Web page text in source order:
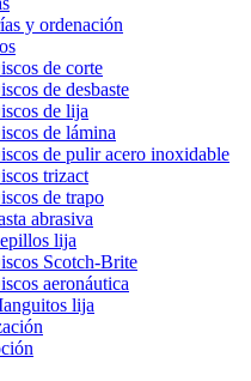
y ordenación
de corte
de desbaste
de lija
de lámina
de pulir acero inoxidable
trizact
de trapo
abrasiva
lija
Scotch-Brite
aeronáutica
lija